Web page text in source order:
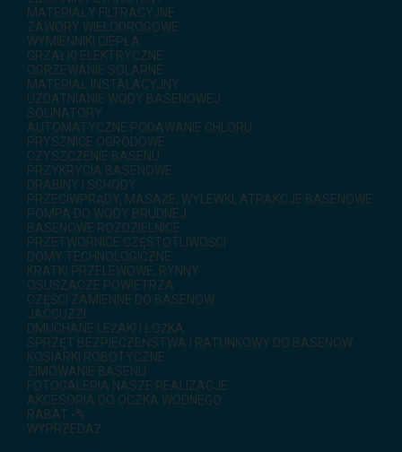
MATERIAŁY FILTRACYJNE
ZAWORY WIELODROGOWE
WYMIENNIKI CIEPŁA
GRZAŁKI ELEKTRYCZNE
OGRZEWANIE SOLARNE
MATERIAŁ INSTALACYJNY
UZDATNIANIE WODY BASENOWEJ
SOLINATORY
AUTOMATYCZNE PODAWANIE CHLORU
PRYSZNICE OGRODOWE
CZYSZCZENIE BASENU
PRZYKRYCIA BASENOWE
DRABINY I SCHODY
PRZECIWPRĄDY, MASAŻE, WYLEWKI, ATRAKCJE BASENOWE
POMPA DO WODY BRUDNEJ
BASENOWE ROZDZIELNICE
PRZETWORNICE CZĘSTOTLIWOŚCI
DOMY TECHNOLOGICZNE
KRATKI PRZELEWOWE, RYNNY
OSUSZACZE POWIETRZA
CZĘŚCI ZAMIENNE DO BASENÓW
JACCUZZI
DMUCHANE LEŻAKI I ŁÓŻKA
SPRZĘT BEZPIECZEŃSTWA I RATUNKOWY DO BASENÓW
KOSIARKI ROBOTYCZNE
ZIMOWANIE BASENU
FOTOGALERIA NASZE REALIZACJE
AKCESORIA DO OCZKA WODNEGO
RABAT -%
WYPRZEDAŻ